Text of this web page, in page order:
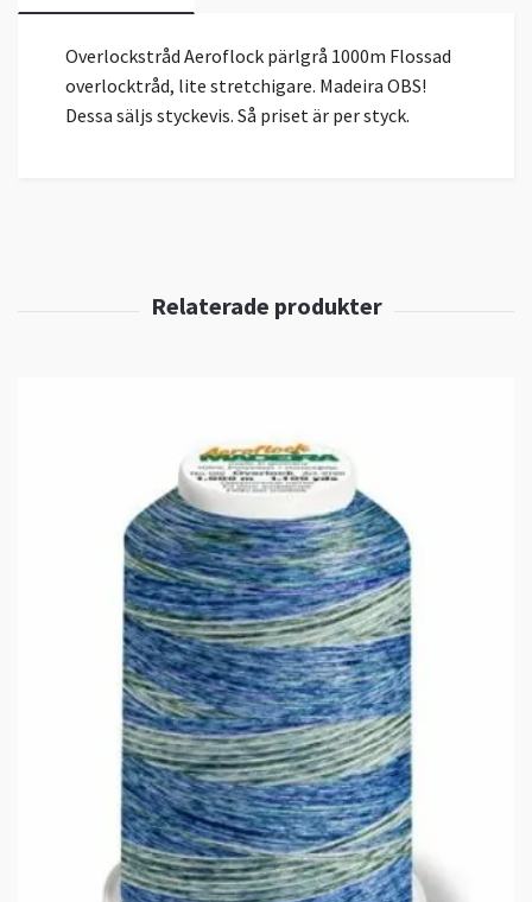
Overlockstråd Aeroflock pärlgrå 1000m Flossad
overlocktråd, lite stretchigare. Madeira OBS!
Dessa säljs styckevis. Så priset är per styck.